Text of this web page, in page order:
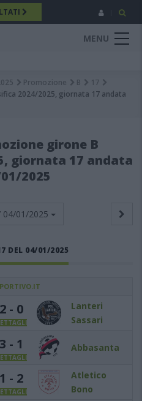
MENU
Promozione B
17
2024/2025, giornata 17 andata
girone B
giornata 17 andata
2025
04/01/2025
DEL 04/01/2025
2 - 0
Lanteri
Sassari
3 - 1 Abbasanta
1 - 2
Atletico
Bono